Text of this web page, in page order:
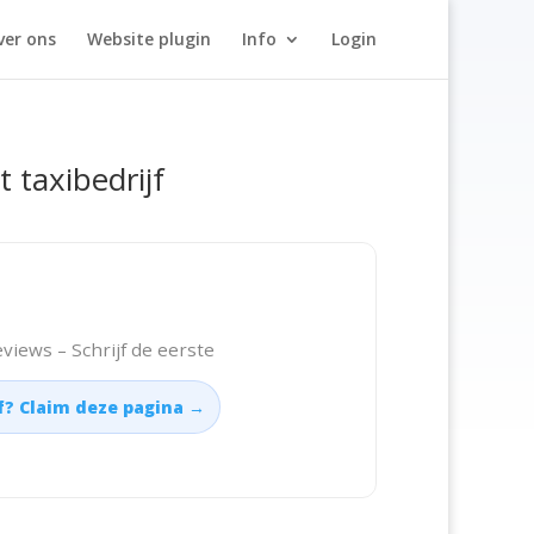
ons Website plugin Info Login
taxibedrijf
– Schrijf de eerste
Claim deze pagina →